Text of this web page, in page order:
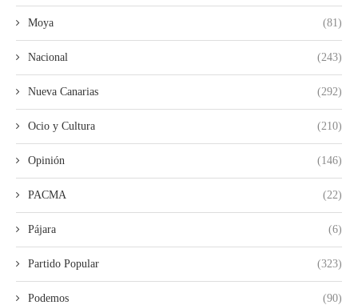
Moya (81)
Nacional (243)
Nueva Canarias (292)
Ocio y Cultura (210)
Opinión (146)
PACMA (22)
Pájara (6)
Partido Popular (323)
Podemos (90)